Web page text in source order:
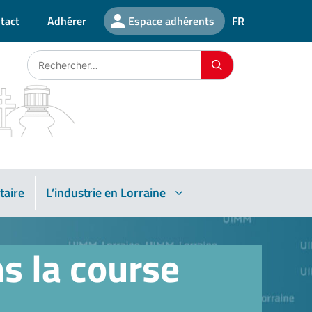
Adhérer Espace adhérents FR
L’industrie en Lorraine
la course